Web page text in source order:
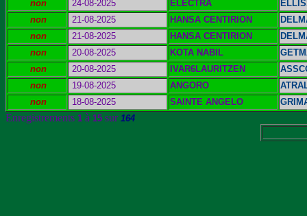
non
24-08-2025 ELECTRA
non
21-08-2025 HANSA CENTIRION
non
21-08-2025 HANSA CENTIRION
non
20-08-2025 KOTA NABIL
non
20-08-2025 IVAR6LAURITZEN
non
19-08-2025 ANGORO
non
18-08-2025 SAINTE ANGELO
Enregistrements 1 à 15 sur 164